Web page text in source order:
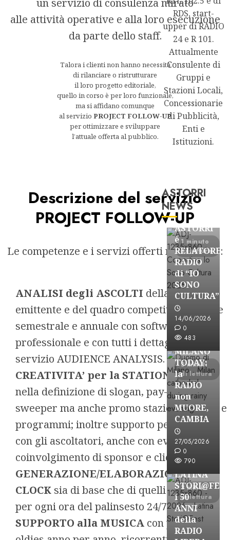
alle attività operative e alla loro esecuzione
da parte dello staff.
Talora i clienti non hanno necessità
di rilanciare o ristrutturare
il loro progetto editoriale,
quello in corso è per loro funzionale,
ma si affidano comunque
al servizio PROJECT FOLLOW-UP
per ottimizzare e sviluppare
l’attuale offerta al pubblico.
Descrizione del servizio
PROJECT FOLLOW-UP
Le competenze e i servizi offerti riguardano:
ANALISI degli ASCOLTI della propria
emittente e del quadro competitivo su base
semestrale e annuale con software
professionale e con tutti i dettagli del
servizio AUDIENCE ANALYSIS.
CREATIVITA’ per la STATIONALITY
nella definizione di slogan, pay-off, liner,
sweeper ma anche promo stazione, eventi e
programmi; inoltre supporto per contest
con gli ascoltatori, anche con eventuale
coinvolgimento di sponsor e clienti.
GENERAZIONE/ELABORAZIONE dei
CLOCKsia di base che di quelli specifici,
per ogni ora del palinsesto 24/7.
SUPPORTO alla MUSICA con playlist
RDS, start-
upper di RADIO
24 e R 101.
Attualmente
Consulente di
Gruppi e
Stazioni Locali,
Concessionarie
di Pubblicità,
Enti e
Istituzioni.
ASTORRI
NEWS
1 minuto
di lettura
Astorri News
FREE
ASTORRI
è
RELATORE
RADIO
di “IO
SONO
CULTURA”
14/06/2026
0
483
3 minuti
di lettura
FREE
ASTORRI
a
MILANO
TODAY:
la
RADIO
non
MUORE,
CAMBIA
27/05/2026
0
790
3 minuti
di lettura
Astorri News
FREE
A
LATINA
i 50
ANNI
della
RADIO